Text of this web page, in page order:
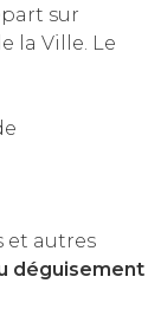
sur
la Ville. Le
et autres
déguisement